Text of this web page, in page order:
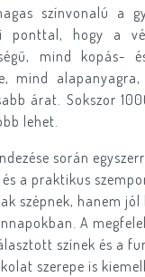
színvonalú a
ponttal, hogy a
mind kopás-
mind
árat. Sokszor
lehet.
során
a praktikus
szépnek, hanem
A
színek és a
szerepe is